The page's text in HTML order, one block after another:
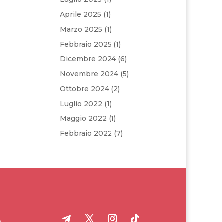
Aprile 2025 (1)
Marzo 2025 (1)
Febbraio 2025 (1)
Dicembre 2024(6)
Novembre 2024(5)
Ottobre 2024(2)
Luglio 2022 (1)
Maggio 2022 (1)
Febbraio 2022 (7)